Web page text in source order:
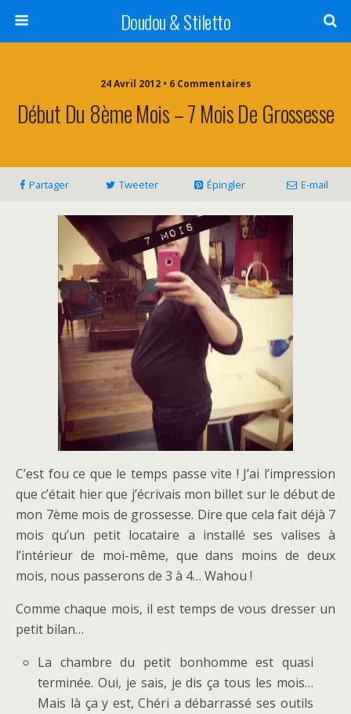
Doudou & Stiletto
24 Avril 2012 • 6 Commentaires
Début Du 8ème Mois – 7 Mois De Grossesse
Partager Tweeter Épingler E-mail
C’est fou ce que le temps passe vite ! J’ai l’impression
que c’était hier que j’écrivais mon billet sur le début de
mon 7ème mois de grossesse. Dire que cela fait déjà 7
mois qu’un petit locataire a installé ses valises à
l’intérieur de moi-même, que dans moins de deux
mois, nous passerons de 3 à 4… Wahou !
Comme chaque mois, il est temps de vous dresser un
petit bilan…
La chambre du petit bonhomme est quasi
terminée. Oui, je sais, je dis ça tous les mois…
Mais là ça y est, Chéri a débarrassé ses outils